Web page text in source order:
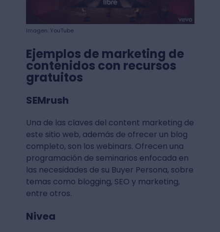
Imagen: YouTube
Ejemplos de marketing de
contenidos con recursos
gratuitos
SEMrush
Una de las claves del content marketing de
este sitio web, además de ofrecer un blog
completo, son los webinars. Ofrecen una
programación de seminarios enfocada en
las necesidades de su Buyer Persona, sobre
temas como blogging, SEO y marketing,
entre otros.
Nivea